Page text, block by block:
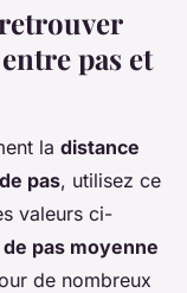
pas et
la distance
pas, utilisez ce
valeurs ci-
pas moyenne
de nombreux